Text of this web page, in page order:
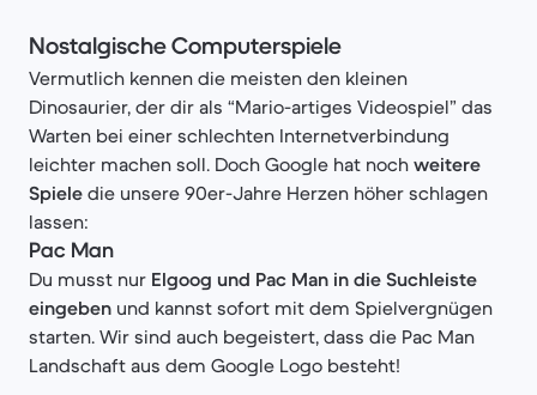
Nostalgische Computerspiele
Vermutlich kennen die meisten den kleinen
Dinosaurier, der dir als “Mario-artiges Videospiel” das
Warten bei einer schlechten Internetverbindung
leichter machen soll. Doch Google hat noch weitere
Spiele die unsere 90er-Jahre Herzen höher schlagen
lassen:
Pac Man
Du musst nur Elgoog und Pac Man in die Suchleiste
eingeben und kannst sofort mit dem Spielvergnügen
starten. Wir sind auch begeistert, dass die Pac Man
Landschaft aus dem Google Logo besteht!